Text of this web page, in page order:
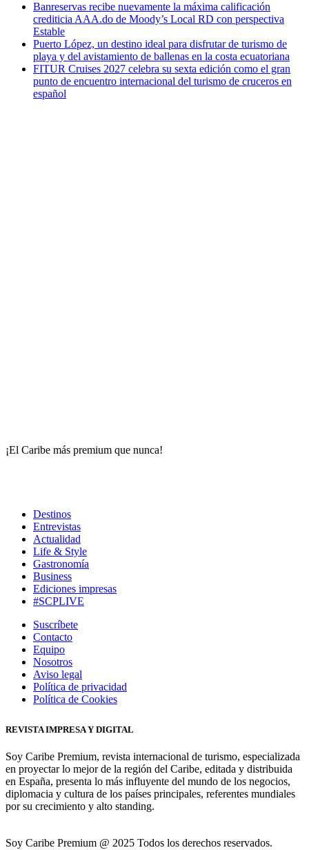
Banreservas recibe nuevamente la máxima calificación
crediticia AAA.do de Moody’s Local RD con perspectiva
Estable
Puerto López, un destino ideal para disfrutar de turismo de
playa y del avistamiento de ballenas en la costa ecuatoriana
FITUR Cruises 2027 celebra su sexta edición como el gran
punto de encuentro internacional del turismo de cruceros en
español
¡El Caribe más premium que nunca!
Destinos
Entrevistas
Actualidad
Life & Style
Gastronomía
Business
Ediciones impresas
#SCPLIVE
Suscríbete
Contacto
Equipo
Nosotros
Aviso legal
Política de privacidad
Política de Cookies
REVISTA IMPRESA Y DIGITAL
Soy Caribe Premium, revista internacional de turismo, especializada
en proyectar lo mejor de la región del Caribe, editada y distribuida
en España, presenta lo más influyente del mundo de los negocios,
diplomacia y cultura de los países principales, referentes mundiales
por su crecimiento y alto standing.
Soy Caribe Premium @ 2025 Todos los derechos reservados.